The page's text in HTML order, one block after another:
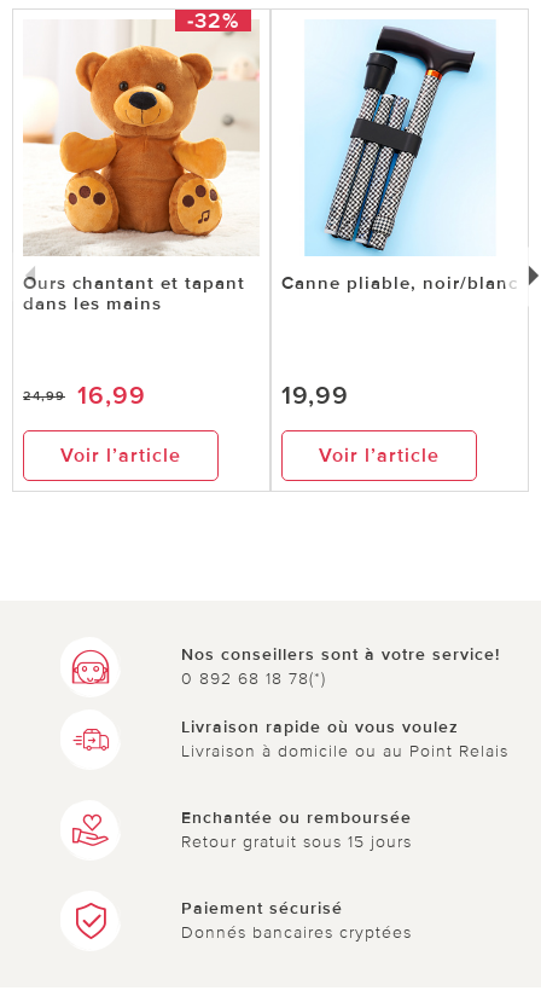
-32%
Ours chantant et tapant
dans les mains
24,99 16,99
Voir l’article
Canne pliable, noir/blanc
19,99
Voir l’article
Nos conseillers sont à votre service!
0 892 68 18 78(*)
Livraison rapide où vous voulez
Livraison à domicile ou au Point Relais
Enchantée ou remboursée
Retour gratuit sous 15 jours
Paiement sécurisé
Donnés bancaires cryptées